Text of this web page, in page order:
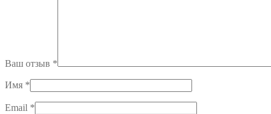
Ваш отзыв *
Имя *
Email *